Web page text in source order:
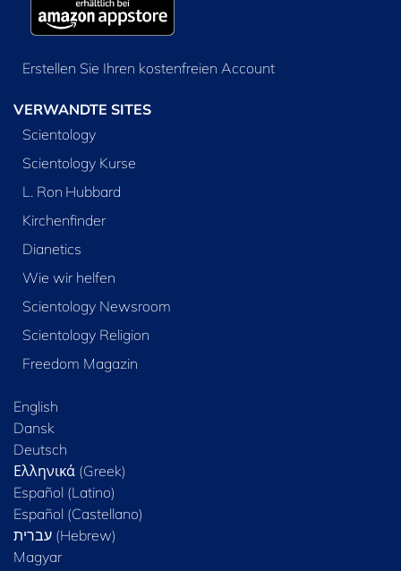
Erstellen Sie Ihren kostenfreien Account
VERWANDTE SITES
Scientology
Scientology Kurse
L. Ron Hubbard
Kirchenfinder
Dianetics
Wie wir helfen
Scientology Newsroom
Scientology Religion
Freedom Magazin
English
Dansk
Deutsch
Ελληνικά (Greek)
Español (Latino)
Español (Castellano)
Magyar